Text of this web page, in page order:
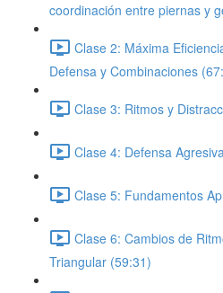
coordinación entre piernas y
Clase 2: Máxima
Defensa y Combinaciones
Clase 3: Ritmos y
Clase 4: Defensa
Clase 5: Fundamentos
Clase 6: Cambios de
Triangular (59:31)